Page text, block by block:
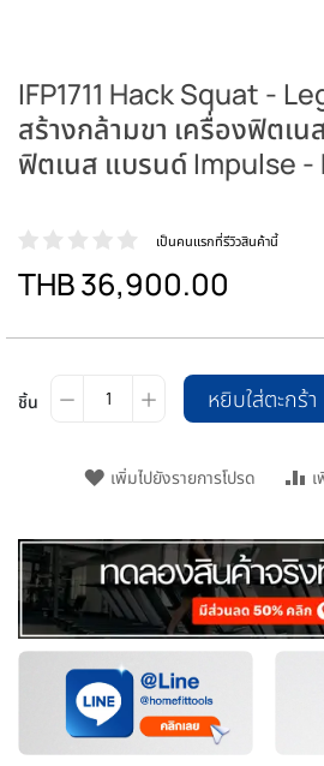
IFP1711 Hack Squat -
สร้างกล้ามขา เครื่องฟิตเ
ฟิตเนส แบรนด์ Impulse
เป็นคนแรกที่รีวิวสินค้านี้
THB 36,900.00
ชิ้น หยิบใส่ตะกร้า
เพิ่มไปยังรายการโปรด